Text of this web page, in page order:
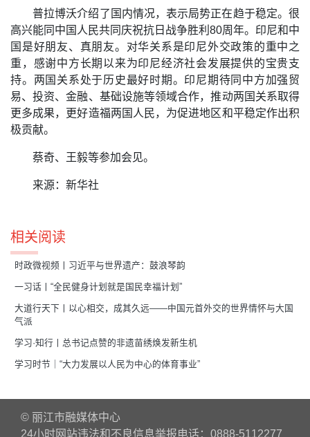
普拉博沃介绍了国内情况，表示局势正在趋于稳定。很
高兴能同中国人民共同庆祝抗日战争胜利80周年。印尼和中
国是好朋友、真朋友。对华关系是印尼外交政策的重中之
重，感谢中方长期以来为印尼经济社会发展提供的宝贵支
持。两国关系处于历史最好时期。印尼期待同中方加强贸
易、投资、金融、基础设施等领域合作，推动两国关系取得
更多成果，更好造福两国人民，为促进地区和平稳定作出积
极贡献。
蔡奇、王毅等参加会见。
来源：新华社
相关阅读
时政微视频丨习近平与世界遗产：鼓浪琴韵
一习话丨“全民健身计划就是国民幸福计划”
大道行天下丨以心相交，成其久远——中国元首外交的世界情怀与大国
气派
学习·知行丨总书记点赞的非遗苗绣焕发新生机
学习时节｜“大力发展以人民为中心的体育事业”
© 丽江市融媒体中心
24小时网站违法和不良信息举报电话：0888-5112277